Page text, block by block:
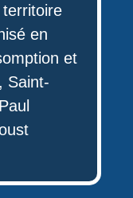
en
et
Saint-